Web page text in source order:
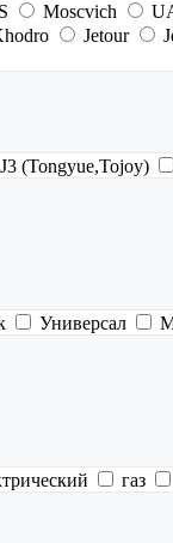
Moscvich
Jetour
J3 (Tongyue,Tojoy)
Универсал
газ